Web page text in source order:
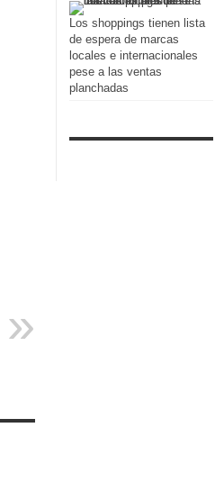
Los shoppings tienen lista
de espera de marcas
locales e internacionales
pese a las ventas
planchadas